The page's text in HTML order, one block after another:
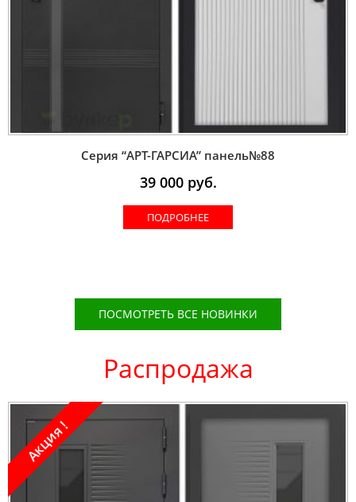
Серия “AРT-ГАРСИА” панель№88
39 000руб.
ПОДРОБНЕЕ
ПОСМОТРЕТЬ ВСЕ НОВИНКИ
Распродажа
Акция !